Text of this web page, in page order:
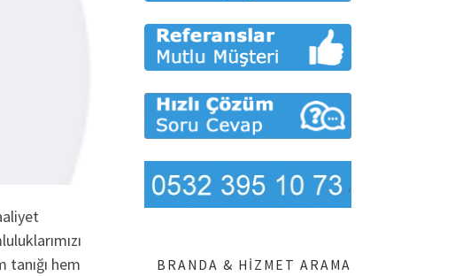
hem
BRANDA & HIZMET ARAMA